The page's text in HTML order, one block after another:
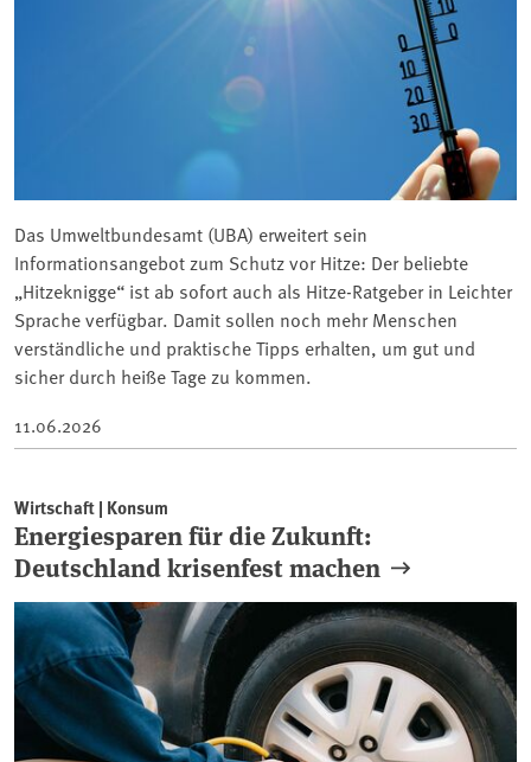
Das Umweltbundesamt (UBA) erweitert sein
Informationsangebot zum Schutz vor Hitze: Der beliebte
„Hitzeknigge“ ist ab sofort auch als Hitze-Ratgeber in Leichter
Sprache verfügbar. Damit sollen noch mehr Menschen
verständliche und praktische Tipps erhalten, um gut und
sicher durch heiße Tage zu kommen.
11.06.2026
Wirtschaft | Konsum
Energiesparen für die Zukunft:
Deutschland krisenfest machen